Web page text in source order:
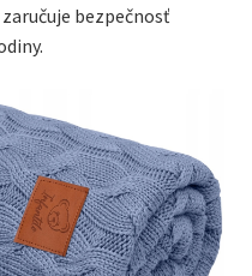
bezpečnosť